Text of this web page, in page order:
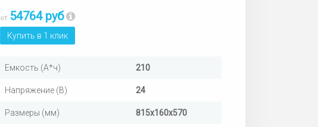
от 54764 руб
Купить в 1 клик
Емкость (А*ч) 210
Напряжение (В) 24
Размеры (мм) 815х160х570